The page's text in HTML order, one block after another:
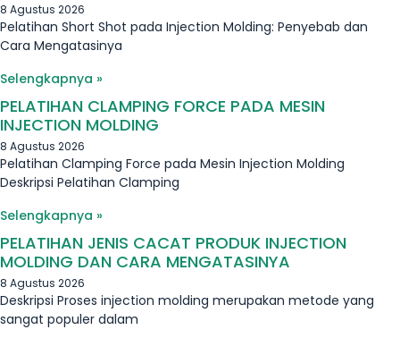
8 Agustus 2026
Pelatihan Short Shot pada Injection Molding: Penyebab dan
Cara Mengatasinya
Selengkapnya »
PELATIHAN CLAMPING FORCE PADA MESIN
INJECTION MOLDING
8 Agustus 2026
Pelatihan Clamping Force pada Mesin Injection Molding
Deskripsi Pelatihan Clamping
Selengkapnya »
PELATIHAN JENIS CACAT PRODUK INJECTION
MOLDING DAN CARA MENGATASINYA
8 Agustus 2026
Deskripsi Proses injection molding merupakan metode yang
sangat populer dalam